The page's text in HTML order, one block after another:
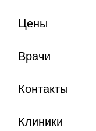
Цены
Врачи
Контакты
Клиники